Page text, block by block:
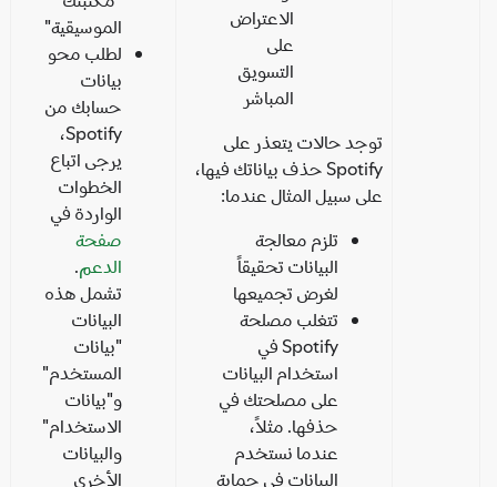
الاعتراض
التسويق
المباشر
توجد حالات يتعذر على
Spotify حذف بياناتك فيها،
على سبيل المثال عندما:
تلزم معالجة
البيانات تحقيقاً
لغرض تجميعها
تتغلب مصلحة
Spotify في
استخدام البيانات
على مصلحتك في
حذفها. مثلاً،
عندما نستخدم
البيانات في حماية
الموسيقية"
لطلب محو
بيانات
حسابك من
Spotify،
يرجى اتباع
الخطوات
الواردة في
صفحة
الدعم.
تشمل هذه
البيانات
"بيانات
المستخدم"
و"بيانات
الاستخدام"
والبيانات
الأخرى